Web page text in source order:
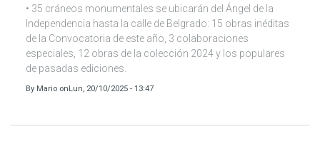
• 35 cráneos monumentales se ubicarán del Ángel de la
Independencia hasta la calle de Belgrado: 15 obras inéditas
de la Convocatoria de este año, 3 colaboraciones
especiales, 12 obras de la colección 2024 y los populares
de pasadas ediciones.
By Mario onLun, 20/10/2025 - 13:47